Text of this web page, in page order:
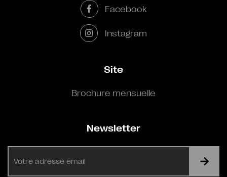
Facebook
Instagram
Site
Brochure mensuelle
Newsletter